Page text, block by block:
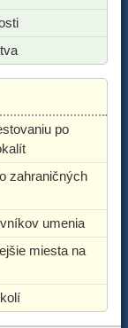
po
zahraničných
umenia
miesta na